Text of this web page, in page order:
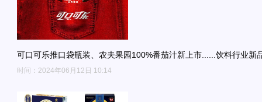
可口可乐推口袋瓶装、农夫果园100%番茄汁新上市......饮料行业新
时间：2024年06月12日 10:14